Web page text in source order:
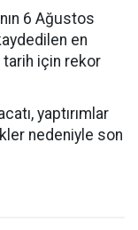
6 Ağustos
en
tarih için rekor
yaptırımlar
nedeniyle son